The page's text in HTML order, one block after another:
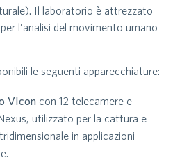
Il laboratorio è attrezzato
l’analisi del movimento umano
le seguenti apparecchiature:
VIcon con 12 telecamere e
utilizzato per la cattura e
in applicazioni